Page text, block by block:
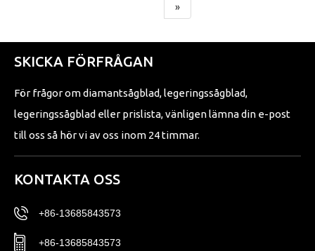
»
SKICKA FÖRFRÅGAN
För frågor om diamantsågblad, legeringssågblad,
legeringssågblad eller prislista, vänligen lämna din e-post
till oss så hör vi av oss inom 24 timmar.
KONTAKTA OSS
+86-13685843573
+86-13685843573